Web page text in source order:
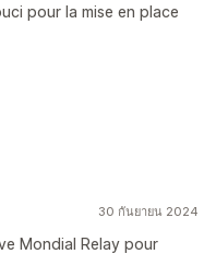
pour la mise en place
30 กันยายน 2024
Mondial Relay pour